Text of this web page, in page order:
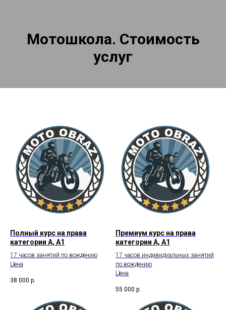
Мотошкола. Стоимость
услуг
Полный курс на права
категории А, А1
17 часов занятий по вождению
Цена
38 000 р.
Премиум курс на права
категории А, А1
17 часов индивидуальных занятий
по вождению
Цена
55 000 р.